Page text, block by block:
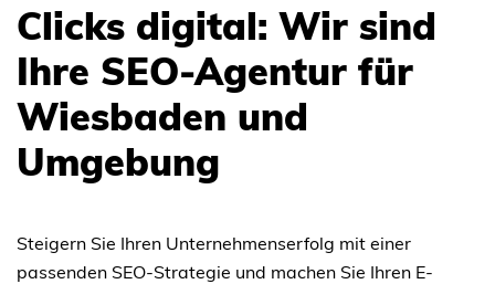
Clicks digital: Wir sind
Ihre SEO-Agentur für
Wiesbaden und
Umgebung
Steigern Sie Ihren Unternehmenserfolg mit einer
passenden SEO-Strategie und machen Sie Ihren E-